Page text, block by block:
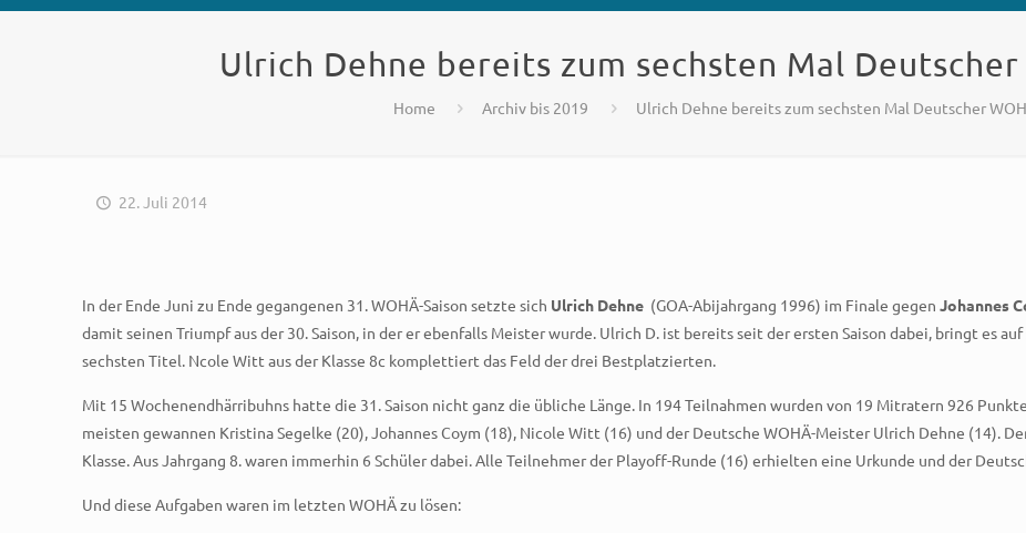
Ulrich Dehne bereits zum sechsten Mal
Home Archiv bis 2019 Ulrich Dehne bereits zum sechsten Mal Deutscher
22. Juli 2014
In der Ende Juni zu Ende gegangenen 31. WOHÄ-Saison setzte sich Ulrich Dehne (GOA-Abijahrgang 1996) im Finale gegenJohannes
damit seinen Triumpf aus der 30. Saison, in der er ebenfalls Meister wurde. Ulrich D. ist bereits seit der ersten Saison dabei, bringt es
sechsten Titel. Ncole Witt aus der Klasse 8c komplettiert das Feld der drei Bestplatzierten.
Mit 15 Wochenendhärribuhns hatte die 31. Saison nicht ganz die übliche Länge. In 194 Teilnahmen wurden von 19 Mitratern 926
meisten gewannen Kristina Segelke (20), Johannes Coym (18), Nicole Witt (16) und der Deutsche WOHÄ-Meister Ulrich Dehne (14).
Klasse. Aus Jahrgang 8. waren immerhin 6 Schüler dabei. Alle Teilnehmer der Playoff-Runde (16) erhielten eine Urkunde und der
Und diese Aufgaben waren im letzten WOHÄ zu lösen: